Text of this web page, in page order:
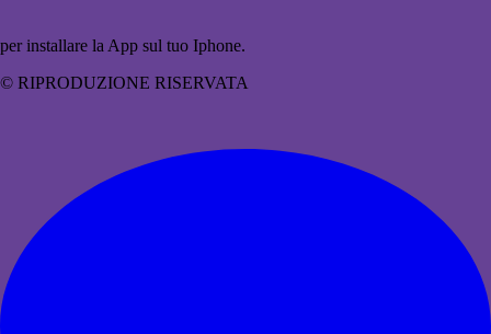
per installare la App sul tuo Iphone.
© RIPRODUZIONE RISERVATA